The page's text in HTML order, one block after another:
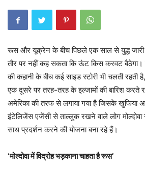
रूस और यूक्रेन के बीच पिछले एक साल से युद्ध
तौर पर नहीं कह सकता कि ऊंट किस करवट बैठेगा।
की कहानी के बीच कई साइड स्टोरी भी चलती
एक दूसरे पर तरह-तरह के इल्जामों की बारिश करते
अमेरिका की तरफ से लगाया गया है जिसके खुफिया
इंटेलिजेंस एजेंसी से ताल्लुक रखने वाले लोग मोल्दोवा
साथ प्रदर्शन करने की योजना बना रहे हैं।
‘मोल्दोवा में विद्रोह भड़काना चाहता है रूस’